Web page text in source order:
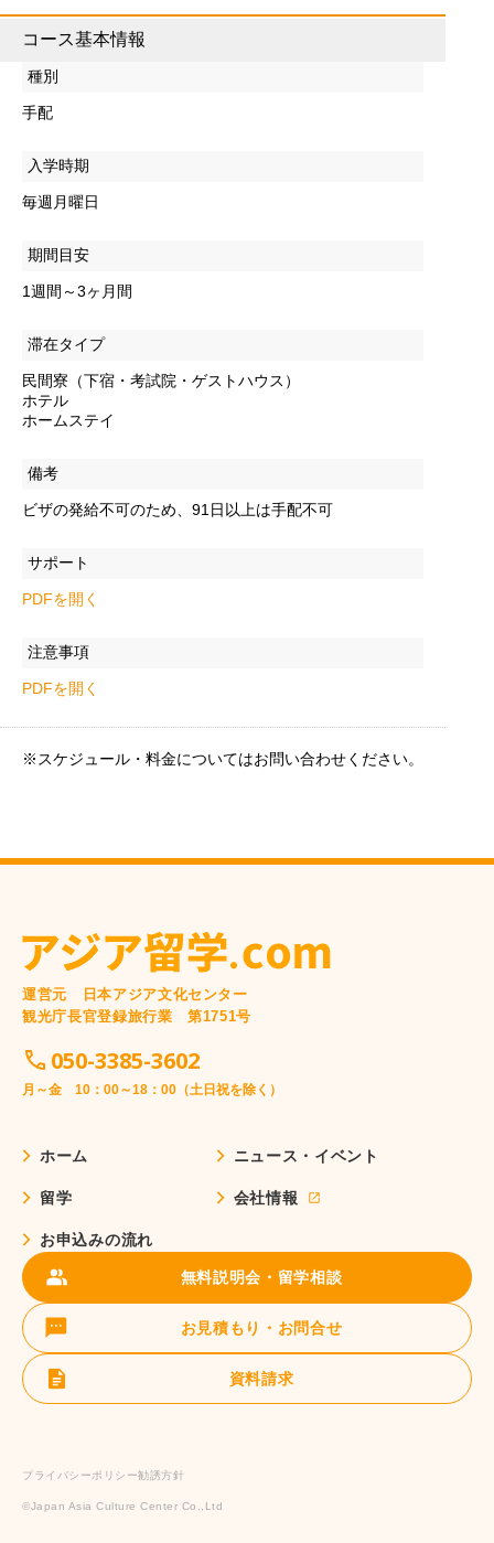
コース基本情報
種別
手配
入学時期
毎週月曜日
期間目安
1週間～3ヶ月間
滞在タイプ
民間寮（下宿・考試院・ゲストハウス）
ホテル
ホームステイ
備考
ビザの発給不可のため、91日以上は手配不可
サポート
PDFを開く
注意事項
PDFを開く
※スケジュール・料金についてはお問い合わせください。
運営元 日本アジア文化センター
観光庁長官登録旅行業 第1751号
050-3385-3602
月～金 10：00～18：00（土日祝を除く）
プライバシーポリシー勧誘方針
©️Japan Asia Culture Center Co.,Ltd
ホーム
留学
お申込みの流れ
ニュース・イベント
会社情報
無料説明会・留学相談
お見積もり・お問合せ
資料請求